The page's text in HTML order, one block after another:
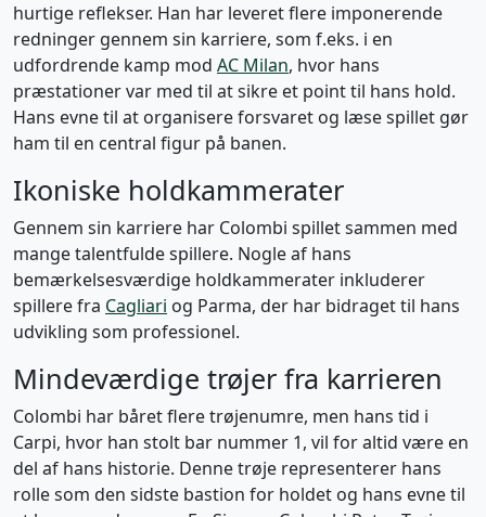
hurtige reflekser. Han har leveret flere imponerende
redninger gennem sin karriere, som f.eks. i en
udfordrende kamp mod AC Milan, hvor hans
præstationer var med til at sikre et point til hans hold.
Hans evne til at organisere forsvaret og læse spillet gør
ham til en central figur på banen.
Ikoniske holdkammerater
Gennem sin karriere har Colombi spillet sammen med
mange talentfulde spillere. Nogle af hans
bemærkelsesværdige holdkammerater inkluderer
spillere fra Cagliari og Parma, der har bidraget til hans
udvikling som professionel.
Mindeværdige trøjer fra karrieren
Colombi har båret flere trøjenumre, men hans tid i
Carpi, hvor han stolt bar nummer 1, vil for altid være en
del af hans historie. Denne trøje representerer hans
rolle som den sidste bastion for holdet og hans evne til